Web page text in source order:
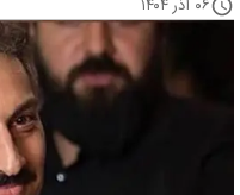
۰۶ آذر ۱۴۰۴